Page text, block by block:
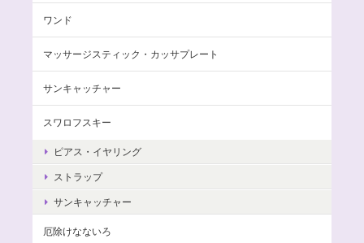
ワンド
マッサージスティック・カッサプレート
サンキャッチャー
スワロフスキー
ピアス・イヤリング
ストラップ
サンキャッチャー
厄除けなないろ